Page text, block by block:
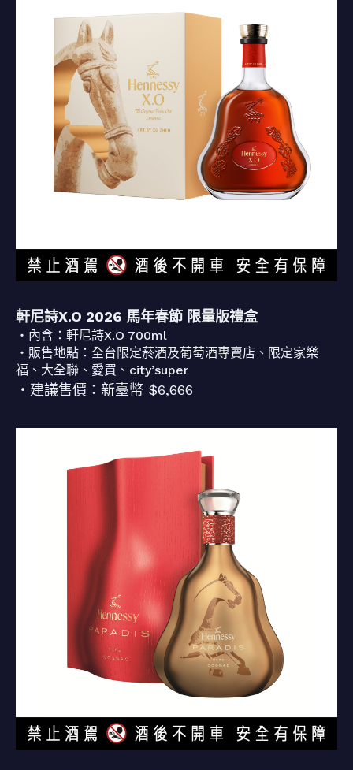
軒尼詩X.O 2026 馬年春節 限量版禮盒
・內含：軒尼詩X.O 700ml
・販售地點：全台限定菸酒及葡萄酒專賣店、限定家樂
福、大全聯、愛買、city’super
・建議售價：新臺幣 $6,666